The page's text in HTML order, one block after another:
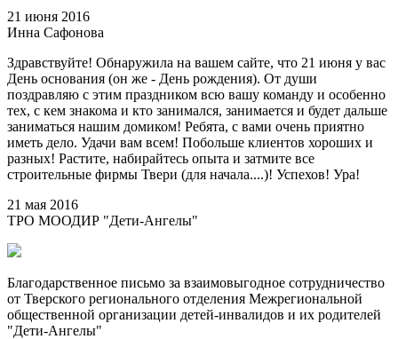
21 июня 2016
Инна Сафонова
Здравствуйте! Обнаружила на вашем сайте, что 21 июня у вас
День основания (он же - День рождения). От души
поздравляю с этим праздником всю вашу команду и особенно
тех, с кем знакома и кто занимался, занимается и будет дальше
заниматься нашим домиком! Ребята, с вами очень приятно
иметь дело. Удачи вам всем! Побольше клиентов хороших и
разных! Растите, набирайтесь опыта и затмите все
строительные фирмы Твери (для начала....)! Успехов! Ура!
21 мая 2016
ТРО МООДИР "Дети-Ангелы"
Благодарственное письмо за взаимовыгодное сотрудничество
от Тверского регионального отделения Межрегиональной
общественной организации детей-инвалидов и их родителей
"Дети-Ангелы"